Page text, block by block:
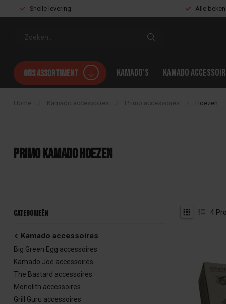
Snelle levering Alle
Ons assortiment Kamado's Kamado
Home Kamado accessoires Primo accessoires Hoezen
Primo kamado hoezen
Categorieën
Kamado accessoires
Big Green Egg accessoires
Kamado Joe accessoires
The Bastard accessoires
Monolith accessoires
Grill Guru accessoires
4